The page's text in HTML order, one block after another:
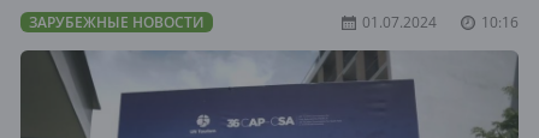
ЗАРУБЕЖНЫЕ НОВОСТИ 01.07.2024 10:16